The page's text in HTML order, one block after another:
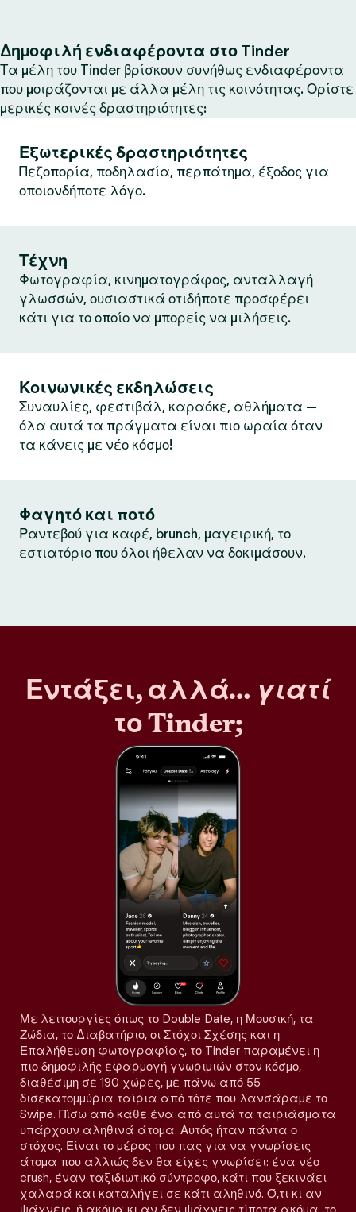
Δημοφιλή ενδιαφέροντα στο Tinder
Τα μέλη του Tinder βρίσκουν συνήθως ενδιαφέροντα
που μοιράζονται με άλλα μέλη τις κοινότητας. Ορίστε
μερικές κοινές δραστηριότητες:
Εξωτερικές δραστηριότητες
Πεζοπορία, ποδηλασία, περπάτημα, έξοδος για
οποιονδήποτε λόγο.
Τέχνη
Φωτογραφία, κινηματογράφος, ανταλλαγή
γλωσσών, ουσιαστικά οτιδήποτε προσφέρει
κάτι για το οποίο να μπορείς να μιλήσεις.
Κοινωνικές εκδηλώσεις
Συναυλίες, φεστιβάλ, καραόκε, αθλήματα —
όλα αυτά τα πράγματα είναι πιο ωραία όταν
τα κάνεις με νέο κόσμο!
Φαγητό και ποτό
Ραντεβού για καφέ, brunch, μαγειρική, το
εστιατόριο που όλοι ήθελαν να δοκιμάσουν.
Εντάξει, αλλά… γιατί
το Tinder;
Με λειτουργίες όπως το Double Date, η Μουσική, τα
Ζώδια, το Διαβατήριο, οι Στόχοι Σχέσης και η
Επαλήθευση φωτογραφίας, το Tinder παραμένει η
πιο δημοφιλής εφαρμογή γνωριμιών στον κόσμο,
διαθέσιμη σε 190 χώρες, με πάνω από 55
δισεκατομμύρια ταίρια από τότε που λανσάραμε το
Swipe. Πίσω από κάθε ένα από αυτά τα ταιριάσματα
υπάρχουν αληθινά άτομα. Αυτός ήταν πάντα ο
στόχος. Είναι το μέρος που πας για να γνωρίσεις
άτομα που αλλιώς δεν θα είχες γνωρίσει: ένα νέο
crush, έναν ταξιδιωτικό σύντροφο, κάτι που ξεκινάει
χαλαρά και καταλήγει σε κάτι αληθινό. Ό,τι κι αν